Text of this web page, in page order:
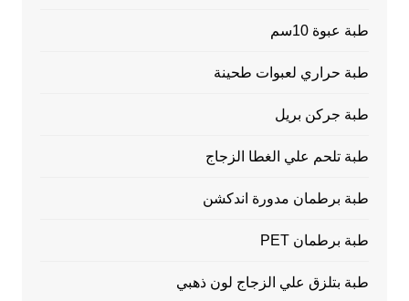
طبة عبوة 10سم
طبة حراري لعبوات طحينة
طبة جركن بريل
طبة تلحم علي الغطا الزجاج
طبة برطمان مدورة اندكشن
طبة برطمان PET
طبة بتلزق علي الزجاج لون ذهبي